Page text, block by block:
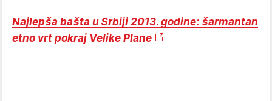
Najlepša bašta u Srbiji 2013. godine: šarmantan
etno vrt pokraj Velike Plane